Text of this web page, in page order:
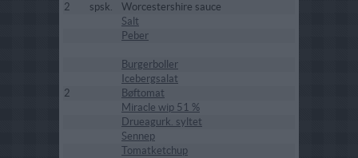
2
spsk.
Worcestershire sauce
Salt
Peber
Burgerboller
Icebergsalat
2
Bøftomat
Miracle wip 51 %
Drueagurk. syltet
Sennep
Tomatketchup